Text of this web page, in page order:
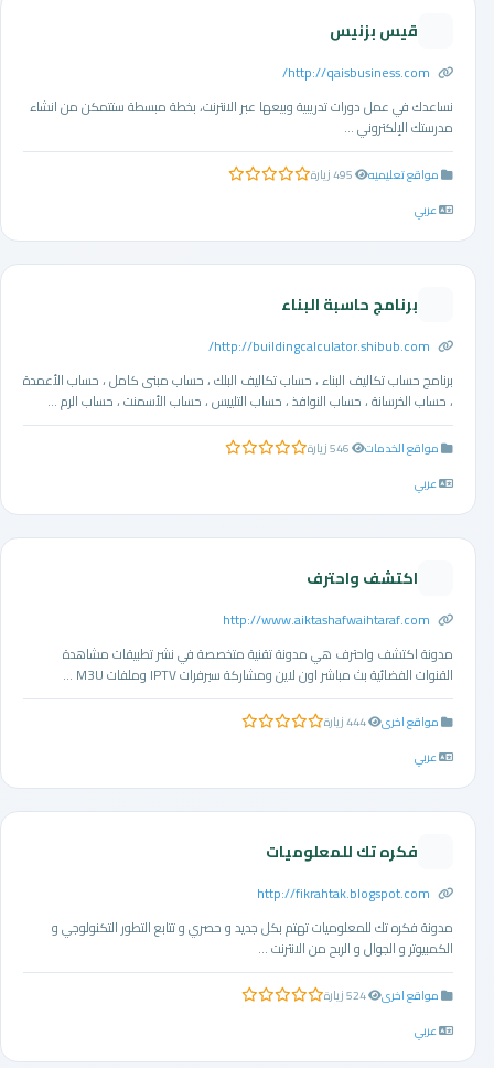
قيس بزنيس
http://qaisbusiness.com/
نساعدك في عمل دورات تدريبية وبيعها عبر الانترنت، بخطة مبسطة ستتمكن من انشاء
مدرستك الإلكتروني ...
مواقع تعليميه 0.0 من 5 نجوم
عربي
برنامج حاسبة البناء
http://buildingcalculator.shibub.com/
برنامج حساب تكاليف البناء ، حساب تكاليف البلك ، حساب مبنى كامل ، حساب الأعمدة
، حساب الخرسانة ، حساب النوافذ ، حساب التلييس ، حساب الأسمنت ، حساب الرم ...
مواقع الخدمات 0.0 من 5 نجوم
عربي
اكتشف واحترف
http://www.aiktashafwaihtaraf.com
مدونة اكتشف واحترف هي مدونة تقنية متخصصة في نشر تطبيقات مشاهدة
القنوات الفضائية بث مباشر اون لاين ومشاركة سيرفرات IPTV وملفات M3U ...
مواقع اخرى 0.0 من 5 نجوم
عربي
فكره تك للمعلوميات
http://fikrahtak.blogspot.com
مدونة فكره تك للمعلوميات تهتم بكل جديد و حصري و تتابع التطور التكنولوجي و
الكمبيوتر و الجوال و الربح من الانترنت ...
مواقع اخرى 0.0 من 5 نجوم
عربي